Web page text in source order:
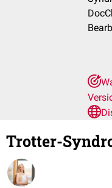
Trotter-